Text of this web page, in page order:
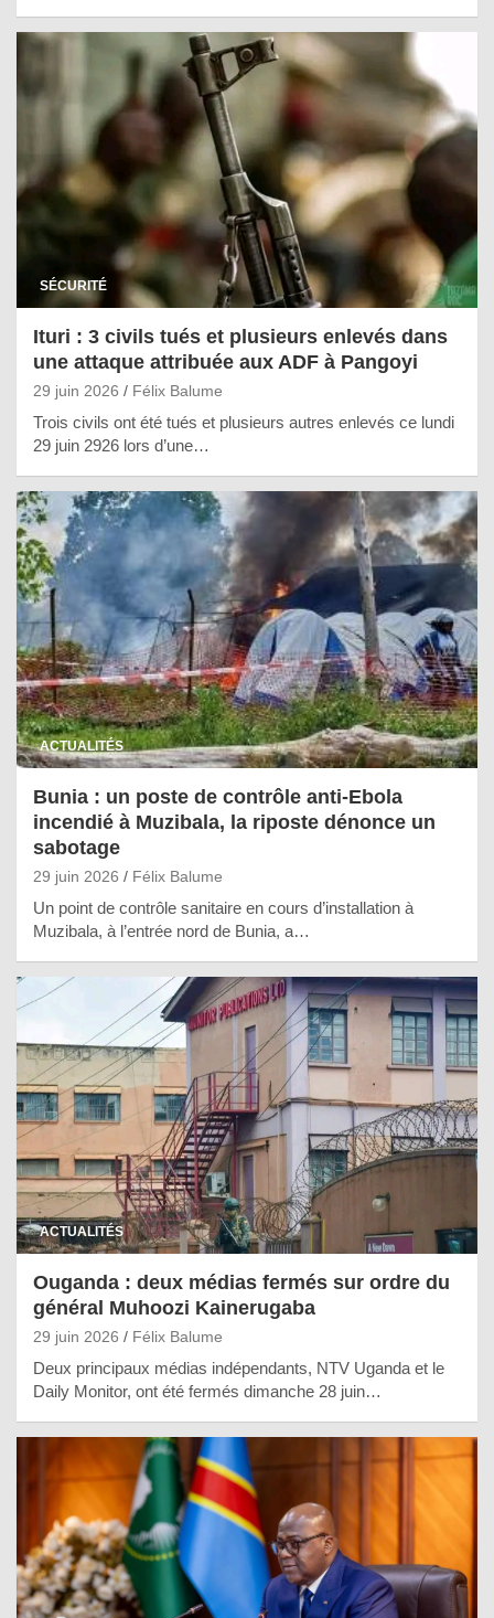
SÉCURITÉ
Ituri : 3 civils tués et plusieurs enlevés dans
une attaque attribuée aux ADF à Pangoyi
29 juin 2026 Félix Balume
Trois civils ont été tués et plusieurs autres enlevés ce lundi
29 juin 2926 lors d’une…
ACTUALITÉS
Bunia : un poste de contrôle anti-Ebola
incendié à Muzibala, la riposte dénonce un
sabotage
29 juin 2026 Félix Balume
Un point de contrôle sanitaire en cours d’installation à
Muzibala, à l’entrée nord de Bunia, a…
ACTUALITÉS
Ouganda : deux médias fermés sur ordre du
général Muhoozi Kainerugaba
29 juin 2026 Félix Balume
Deux principaux médias indépendants, NTV Uganda et le
Daily Monitor, ont été fermés dimanche 28 juin…